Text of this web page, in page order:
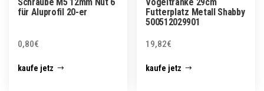
für Aluprofil 20-er
0,80€
kaufe jetz
Futterplatz Metall Shabby
500512029901
19,82€
kaufe jetz